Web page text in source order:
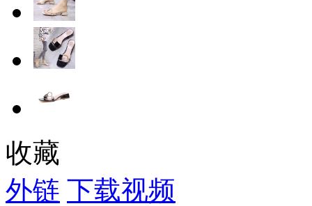
收藏
外链 下载视频